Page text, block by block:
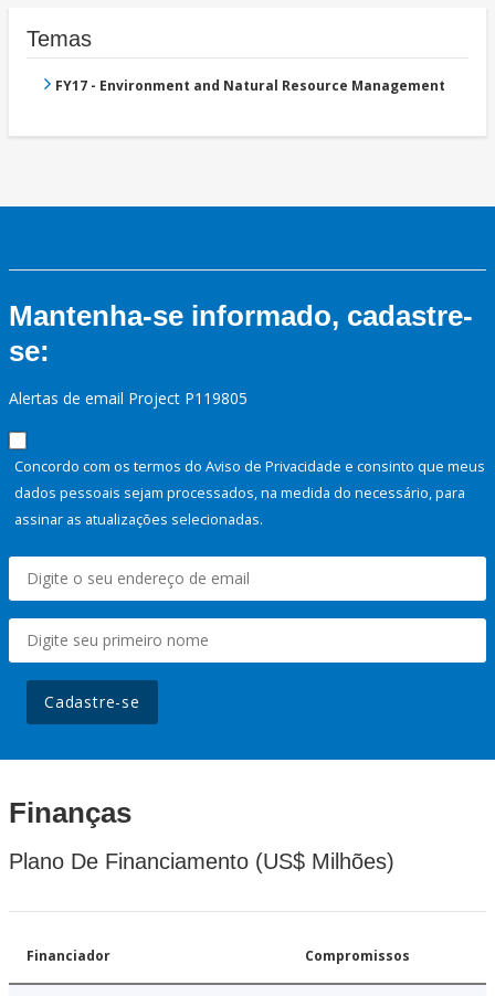
Temas
FY17 - Environment and Natural Resource Management
Mantenha-se informado, cadastre-
se:
Alertas de email Project P119805
Concordo com os termos do Aviso de Privacidade e consinto que meus
dados pessoais sejam processados, na medida do necessário, para
assinar as atualizações selecionadas.
Cadastre-se
Finanças
Plano De Financiamento (US$ Milhões)
Financiador Compromissos